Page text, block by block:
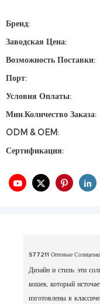
Бренд:
Заводская Цена:
Возможность Поставки:
Порт:
Условия Оплаты:
Мин.количество Заказа:
ODM & OEM:
Сертификация:
S77211 Оптовые
Дизайн и стиль: эти
кошек, который
изготовлены в